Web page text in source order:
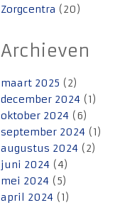
Zorgcentra (20)
Archieven
maart 2025 (2)
december 2024 (1)
oktober 2024 (6)
september 2024 (1)
augustus 2024 (2)
juni 2024 (4)
mei 2024 (5)
april 2024 (1)